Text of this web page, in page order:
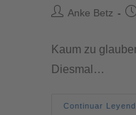
Anke Betz
Kaum zu
Diesmal…
Continuar